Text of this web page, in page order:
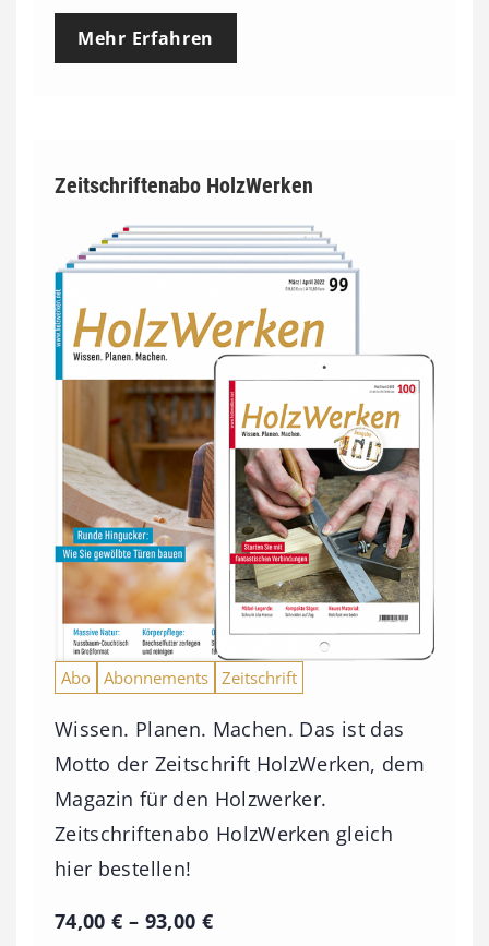
Mehr Erfahren
Zeitschriftenabo HolzWerken
Abo Abonnements Zeitschrift
Wissen. Planen. Machen. Das ist das
Motto der Zeitschrift HolzWerken, dem
Magazin für den Holzwerker.
Zeitschriftenabo HolzWerken gleich
hier bestellen!
74,00€ – 93,00 €P